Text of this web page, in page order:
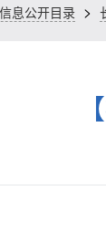
息公开目录 >